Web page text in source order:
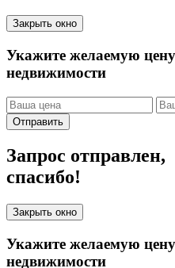
Закрыть окно
Укажите желаемую
недвижимости
Отправить
Запрос отправлен,
спасибо!
Закрыть окно
Укажите желаемую
недвижимости